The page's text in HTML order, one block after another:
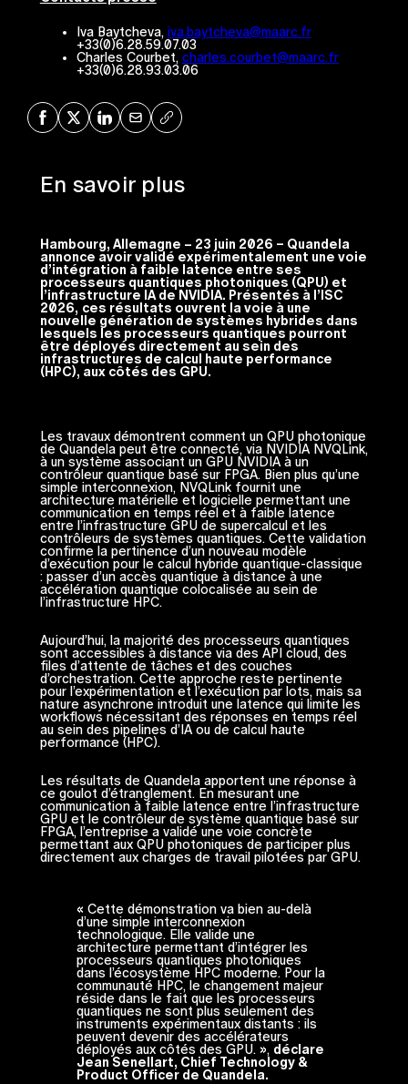
Iva Baytcheva, iva.baytcheva@maarc.fr
+33(0)6.28.59.07.03
Charles Courbet, charles.courbet@maarc.fr
+33(0)6.28.93.03.06
Share on Facebook
Share on XShare on LinkedIn
Share via Mail
Copy URL
En savoir plus
Hambourg, Allemagne – 23 juin 2026 – Quandela
annonce avoir validé expérimentalement une voie
d’intégration à faible latence entre ses
processeurs quantiques photoniques (QPU) et
l’infrastructure IA de NVIDIA. Présentés à l’ISC
2026, ces résultats ouvrent la voie à une
nouvelle génération de systèmes hybrides dans
lesquels les processeurs quantiques pourront
être déployés directement au sein des
infrastructures de calcul haute performance
(HPC), aux côtés des GPU.
Les travaux démontrent comment un QPU photonique
de Quandela peut être connecté, via NVIDIA NVQLink,
à un système associant un GPU NVIDIA à un
contrôleur quantique basé sur FPGA. Bien plus qu’une
simple interconnexion, NVQLink fournit une
architecture matérielle et logicielle permettant une
communication en temps réel et à faible latence
entre l’infrastructure GPU de supercalcul et les
contrôleurs de systèmes quantiques. Cette validation
confirme la pertinence d’un nouveau modèle
d’exécution pour le calcul hybride quantique-classique
: passer d’un accès quantique à distance à une
accélération quantique colocalisée au sein de
l’infrastructure HPC.
Aujourd’hui, la majorité des processeurs quantiques
sont accessibles à distance via des API cloud, des
files d’attente de tâches et des couches
d’orchestration. Cette approche reste pertinente
pour l’expérimentation et l’exécution par lots, mais sa
nature asynchrone introduit une latence qui limite les
workflows nécessitant des réponses en temps réel
au sein des pipelines d’IA ou de calcul haute
performance (HPC).
Les résultats de Quandela apportent une réponse à
ce goulot d’étranglement. En mesurant une
communication à faible latence entre l’infrastructure
GPU et le contrôleur de système quantique basé sur
FPGA, l’entreprise a validé une voie concrète
permettant aux QPU photoniques de participer plus
directement aux charges de travail pilotées par GPU.
« Cette démonstration va bien au-delà
d’une simple interconnexion
technologique. Elle valide une
architecture permettant d’intégrer les
processeurs quantiques photoniques
dans l’écosystème HPC moderne. Pour la
communauté HPC, le changement majeur
réside dans le fait que les processeurs
quantiques ne sont plus seulement des
instruments expérimentaux distants : ils
peuvent devenir des accélérateurs
déployés aux côtés des GPU. », déclare
Jean Senellart, Chief Technology &
Product Officer de Quandela.